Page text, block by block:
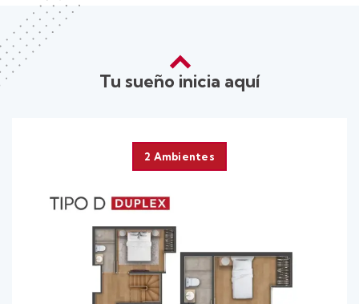
Tu sueño inicia aquí
2 Ambientes